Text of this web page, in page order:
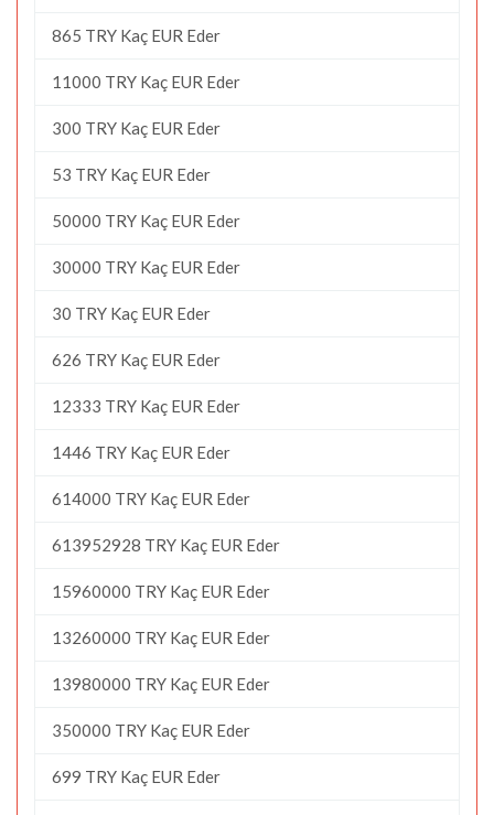
865 TRY Kaç EUR Eder
11000 TRY Kaç EUR Eder
300 TRY Kaç EUR Eder
53 TRY Kaç EUR Eder
50000 TRY Kaç EUR Eder
30000 TRY Kaç EUR Eder
30 TRY Kaç EUR Eder
626 TRY Kaç EUR Eder
12333 TRY Kaç EUR Eder
1446 TRY Kaç EUR Eder
614000 TRY Kaç EUR Eder
613952928 TRY Kaç EUR Eder
15960000 TRY Kaç EUR Eder
13260000 TRY Kaç EUR Eder
13980000 TRY Kaç EUR Eder
350000 TRY Kaç EUR Eder
699 TRY Kaç EUR Eder